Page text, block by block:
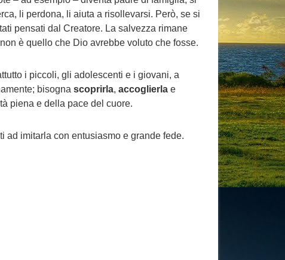
li perdona, li aiuta a risollevarsi. Però, se si
pensati dal Creatore. La salvezza rimane
è quello che Dio avrebbe voluto che fosse.
i piccoli, gli adolescenti e i giovani, a
bisogna scoprirla, accoglierla e
piena e della pace del cuore.
ad imitarla con entusiasmo e grande fede.